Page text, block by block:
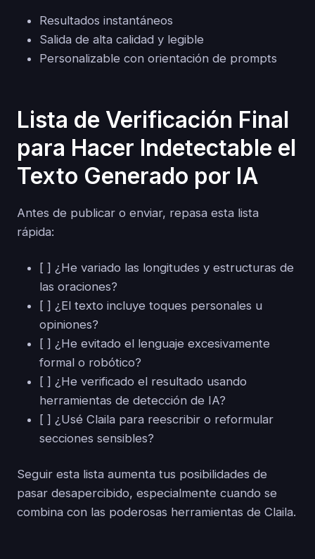
Resultados instantáneos
Salida de alta calidad y legible
Personalizable con orientación de prompts
Lista de Verificación Final
para Hacer Indetectable el
Texto Generado por IA
Antes de publicar o enviar, repasa esta lista
rápida:
[ ] ¿He variado las longitudes y estructuras de
las oraciones?
[ ] ¿El texto incluye toques personales u
opiniones?
[ ] ¿He evitado el lenguaje excesivamente
formal o robótico?
[ ] ¿He verificado el resultado usando
herramientas de detección de IA?
[ ] ¿Usé Claila para reescribir o reformular
secciones sensibles?
Seguir esta lista aumenta tus posibilidades de
pasar desapercibido, especialmente cuando se
combina con las poderosas herramientas de Claila.